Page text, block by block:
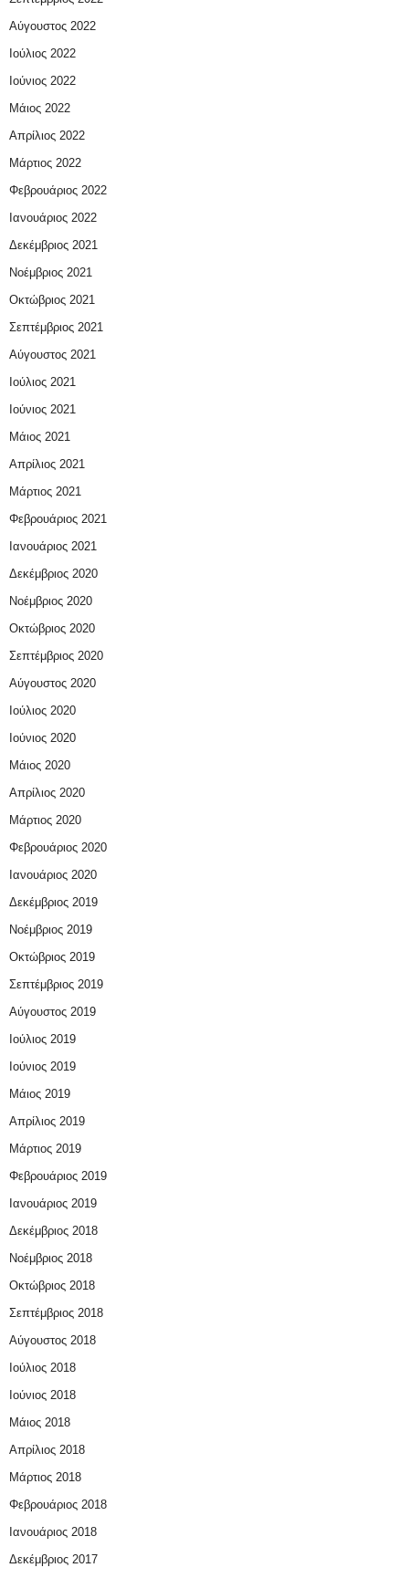
Αύγουστος 2022
Ιούλιος 2022
Ιούνιος 2022
Μάιος 2022
Απρίλιος 2022
Μάρτιος 2022
Φεβρουάριος 2022
Ιανουάριος 2022
Δεκέμβριος 2021
Νοέμβριος 2021
Οκτώβριος 2021
Σεπτέμβριος 2021
Αύγουστος 2021
Ιούλιος 2021
Ιούνιος 2021
Μάιος 2021
Απρίλιος 2021
Μάρτιος 2021
Φεβρουάριος 2021
Ιανουάριος 2021
Δεκέμβριος 2020
Νοέμβριος 2020
Οκτώβριος 2020
Σεπτέμβριος 2020
Αύγουστος 2020
Ιούλιος 2020
Ιούνιος 2020
Μάιος 2020
Απρίλιος 2020
Μάρτιος 2020
Φεβρουάριος 2020
Ιανουάριος 2020
Δεκέμβριος 2019
Νοέμβριος 2019
Οκτώβριος 2019
Σεπτέμβριος 2019
Αύγουστος 2019
Ιούλιος 2019
Ιούνιος 2019
Μάιος 2019
Απρίλιος 2019
Μάρτιος 2019
Φεβρουάριος 2019
Ιανουάριος 2019
Δεκέμβριος 2018
Νοέμβριος 2018
Οκτώβριος 2018
Σεπτέμβριος 2018
Αύγουστος 2018
Ιούλιος 2018
Ιούνιος 2018
Μάιος 2018
Απρίλιος 2018
Μάρτιος 2018
Φεβρουάριος 2018
Ιανουάριος 2018
Δεκέμβριος 2017